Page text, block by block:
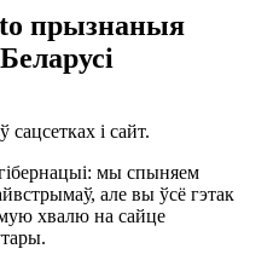
прызнаныя
сацсетках і сайт.
мы спыняем
але вы ўсё гэтак
хвалю на сайце